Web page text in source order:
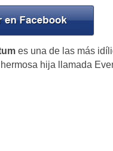
es una de las más
hija llamada